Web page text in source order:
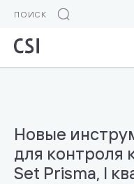
Новые
для контроля
Set Prisma, I